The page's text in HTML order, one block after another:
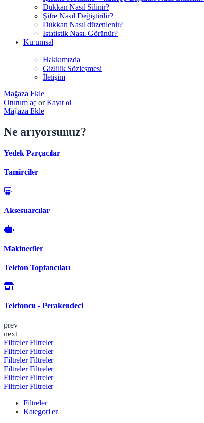
Dükkan Nasıl Silinir?
Şifre Nasıl Değiştirilir?
Dükkan Nasıl düzenlenir?
İstatistik Nasıl Görünür?
Kurumsal
Hakkımızda
Gizlilik Sözleşmesi
İletişim
Mağaza Ekle
Oturum aç or Kayıt ol
Mağaza Ekle
Ne arıyorsunuz?
Yedek Parçacılar
Tamirciler
Aksesuarcılar
Makineciler
Telefon Toptancıları
Telefoncu - Perakendeci
prev
next
FiltrelerFiltreler
FiltrelerFiltreler
FiltrelerFiltreler
FiltrelerFiltreler
FiltrelerFiltreler
FiltrelerFiltreler
Filtreler
Kategoriler